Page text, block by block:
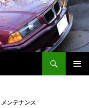
メンテナンス